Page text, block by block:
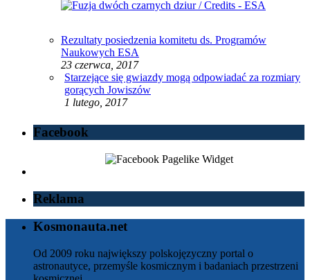
Rezultaty posiedzenia komitetu ds. Programów
Naukowych ESA
23 czerwca, 2017
Starzejące się gwiazdy mogą odpowiadać za rozmiary
gorących Jowiszów
1 lutego, 2017
Facebook
Reklama
Kosmonauta.net
Od 2009 roku największy polskojęzyczny portal o
astronautyce, przemyśle kosmicznym i badaniach przestrzeni